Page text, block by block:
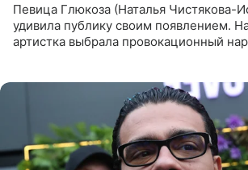
Певица Глюкоза (Наталья Чистякова-
удивила публику своим появлением.
артистка выбрала провокационный